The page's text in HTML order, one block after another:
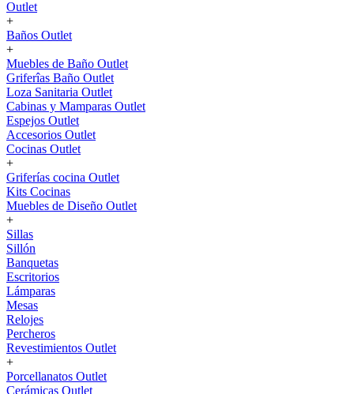
Outlet
+
Baños Outlet
+
Muebles de Baño Outlet
Griferîas Baño Outlet
Loza Sanitaria Outlet
Cabinas y Mamparas Outlet
Espejos Outlet
Accesorios Outlet
Cocinas Outlet
+
Griferías cocina Outlet
Kits Cocinas
Muebles de Diseño Outlet
+
Sillas
Sillón
Banquetas
Escritorios
Lámparas
Mesas
Relojes
Percheros
Revestimientos Outlet
+
Porcellanatos Outlet
Cerámicas Outlet